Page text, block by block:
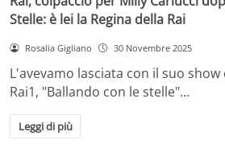
Stelle: è lei la Regina della Rai
Rosalia Gigliano 30 Novembre 2025
L'avevamo lasciata con il suo
Rai1, "Ballando con le stelle"…
Leggi di più